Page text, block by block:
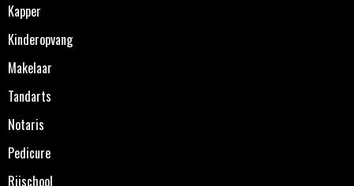
Kapper
Kinderopvang
Makelaar
Tandarts
Notaris
Pedicure
Rijschool